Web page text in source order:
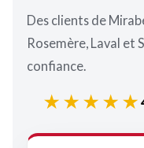
Des clients de
Rosemère, Laval et
confiance.
★★★★★